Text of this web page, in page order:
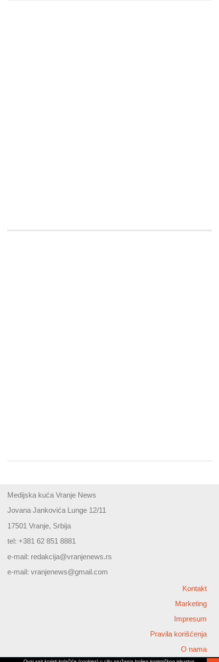
Medijska kuća Vranje News
Jovana Jankovića Lunge 12/11
17501 Vranje, Srbija
tel: +381 62 851 8881
e-mail: redakcija@vranjenews.rs
e-mail: vranjenews@gmail.com
Kontakt
Marketing
Impresum
Pravila korišćenja
O nama